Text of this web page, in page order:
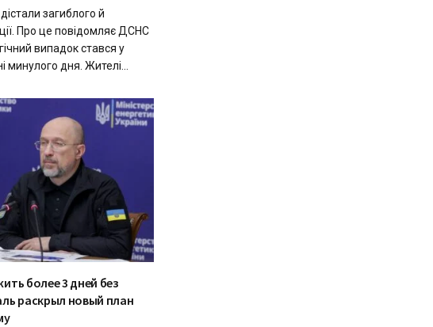
загиблого й
Про це повідомляє ДСНС
випадок стався у
минулого дня. Жителі...
более 3 дней без
раскрыл новый план